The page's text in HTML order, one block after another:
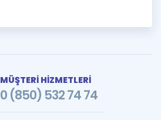
MÜŞTERİ HİZMETLERİ
0 (850) 532 74 74